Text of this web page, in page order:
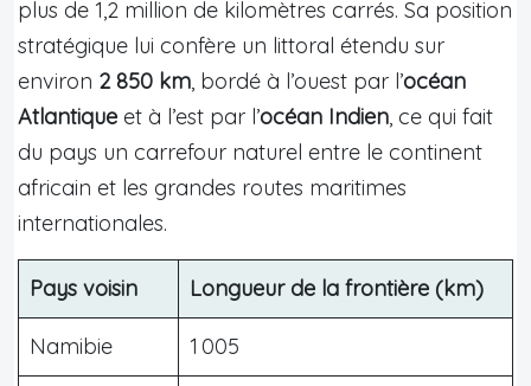
plus de 1,2 million de kilomètres carrés. Sa position
stratégique lui confère un littoral étendu sur
environ 2 850 km, bordé à l’ouest par l’océan
Atlantique et à l’est par l’océan Indien, ce qui fait
du pays un carrefour naturel entre le continent
africain et les grandes routes maritimes
internationales.
Pays voisin Longueur de la frontière (km)
Namibie 1 005